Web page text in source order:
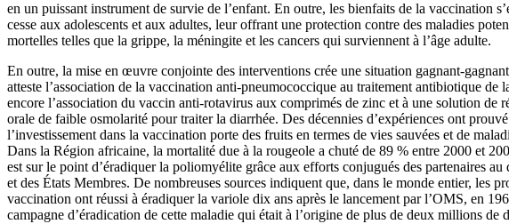
en un puissant instrument de survie de l’enfant. En outre, les bienfaits de la vaccination
cesse aux adolescents et aux adultes, leur offrant une protection contre des maladies
mortelles telles que la grippe, la méningite et les cancers qui surviennent à l’âge adulte.
En outre, la mise en œuvre conjointe des interventions crée une situation gagnant-
atteste l’association de la vaccination anti-pneumococcique au traitement antibiotique de
encore l’association du vaccin anti-rotavirus aux comprimés de zinc et à une solution de
orale de faible osmolarité pour traiter la diarrhée. Des décennies d’expériences ont
l’investissement dans la vaccination porte des fruits en termes de vies sauvées et de
Dans la Région africaine, la mortalité due à la rougeole a chuté de 89 % entre 2000 et
est sur le point d’éradiquer la poliomyélite grâce aux efforts conjugués des partenaires au
et des États Membres. De nombreuses sources indiquent que, dans le monde entier, les
vaccination ont réussi à éradiquer la variole dix ans après le lancement par l’OMS, en
campagne d’éradication de cette maladie qui était à l’origine de plus de deux millions de